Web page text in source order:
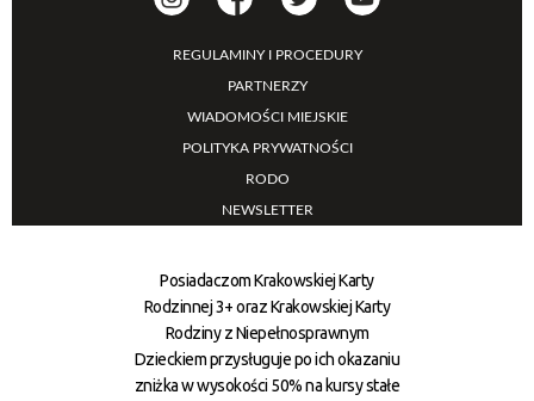
REGULAMINY I PROCEDURY
PARTNERZY
WIADOMOŚCI MIEJSKIE
POLITYKA PRYWATNOŚCI
RODO
NEWSLETTER
Posiadaczom Krakowskiej Karty
Rodzinnej 3+ oraz Krakowskiej Karty
Rodziny z Niepełnosprawnym
Dzieckiem przysługuje po ich okazaniu
zniżka w wysokości 50% na kursy stałe